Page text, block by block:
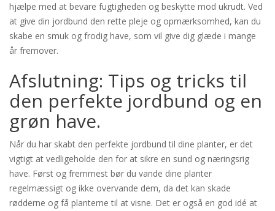
hjælpe med at bevare fugtigheden og beskytte mod ukrudt. Ved
at give din jordbund den rette pleje og opmærksomhed, kan du
skabe en smuk og frodig have, som vil give dig glæde i mange
år fremover.
Afslutning: Tips og tricks til
den perfekte jordbund og en
grøn have.
Når du har skabt den perfekte jordbund til dine planter, er det
vigtigt at vedligeholde den for at sikre en sund og næringsrig
have. Først og fremmest bør du vande dine planter
regelmæssigt og ikke overvande dem, da det kan skade
rødderne og få planterne til at visne. Det er også en god idé at